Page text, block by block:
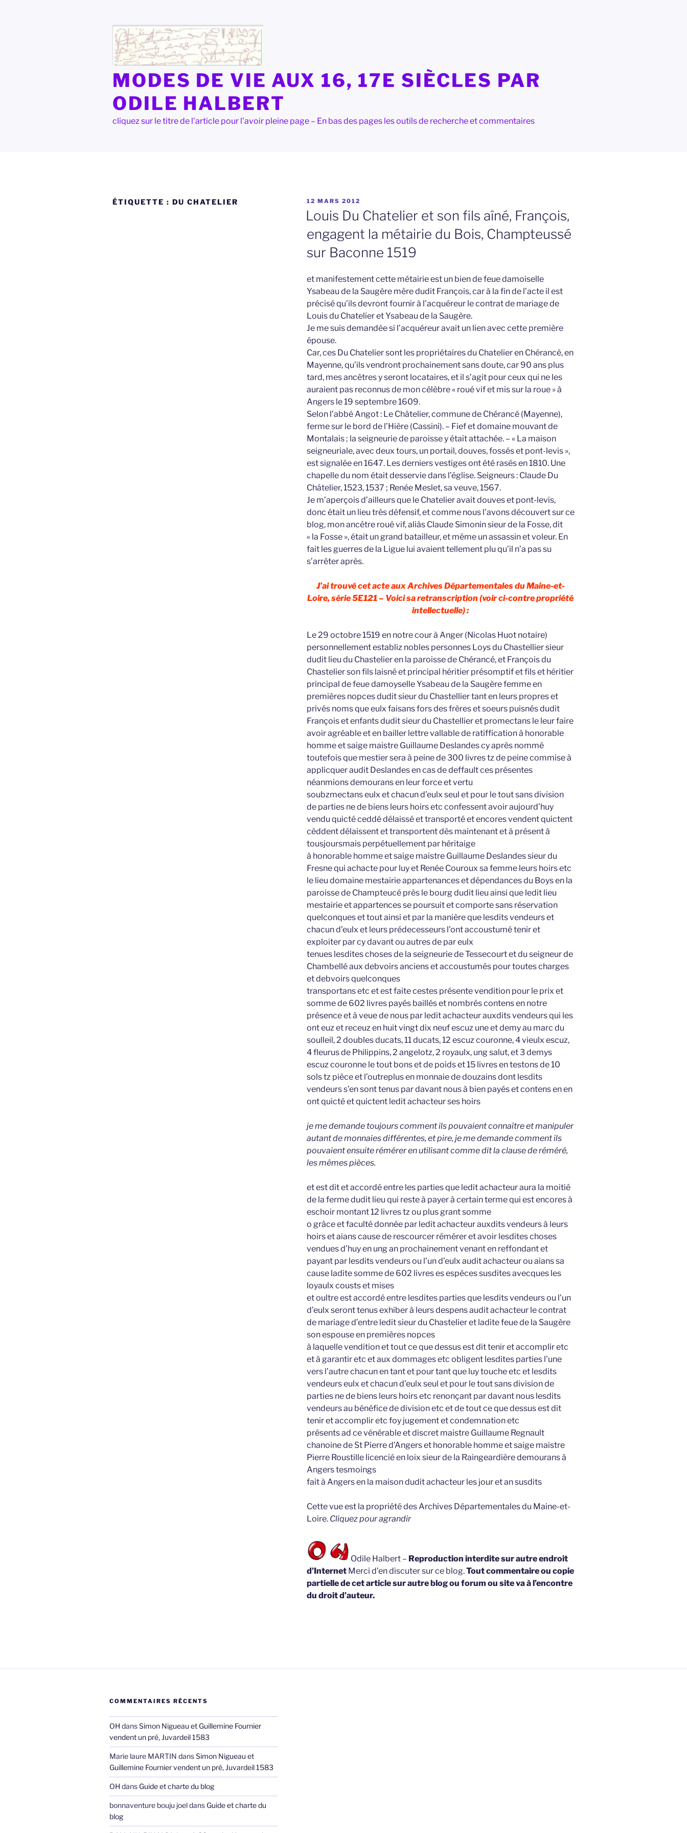
MODES DE VIE AUX 16, 17E SIÈCLES PAR
ODILE HALBERT
cliquez sur le titre de l'article pour l'avoir pleine page – En bas des pages les outils de recherche et commentaires
ÉTIQUETTE : DU CHATELIER
PUBLIÉ
LE
12 MARS 2012
Louis Du Chatelier et son fils aîné, François,
engagent la métairie du Bois, Champteussé
sur Baconne 1519
et manifestement cette métairie est un bien de feue damoiselle
Ysabeau de la Saugère mère dudit François, car à la fin de l’acte il est
précisé qu’ils devront fournir à l’acquéreur le contrat de mariage de
Louis du Chatelier et Ysabeau de la Saugère.
Je me suis demandée si l’acquéreur avait un lien avec cette première
épouse.
Car, ces Du Chatelier sont les propriétaires du Chatelier en Chérancé, en
Mayenne, qu’ils vendront prochainement sans doute, car 90 ans plus
tard, mes ancêtres y seront locataires, et il s’agit pour ceux qui ne les
auraient pas reconnus de mon célèbre « roué vif et mis sur la roue » à
Angers le 19 septembre 1609.
Selon l’abbé Angot : Le Châtelier, commune de Chérancé (Mayenne),
ferme sur le bord de l’Hière (Cassini). – Fief et domaine mouvant de
Montalais ; la seigneurie de paroisse y était attachée. – « La maison
seigneuriale, avec deux tours, un portail, douves, fossés et pont-levis »,
est signalée en 1647. Les derniers vestiges ont été rasés en 1810. Une
chapelle du nom était desservie dans l’église. Seigneurs : Claude Du
Châtelier, 1523, 1537 ; Renée Meslet, sa veuve, 1567.
Je m’aperçois d’ailleurs que le Chatelier avait douves et pont-levis,
donc était un lieu très défensif, et comme nous l’avons découvert sur ce
blog, mon ancêtre roué vif, aliàs Claude Simonin sieur de la Fosse, dit
« la Fosse », était un grand batailleur, et même un assassin et voleur. En
fait les guerres de la Ligue lui avaient tellement plu qu’il n’a pas su
s’arrêter après.
J’ai trouvé cet acte aux Archives Départementales du Maine-et-
Loire, série 5E121 – Voici sa retranscription (voir ci-contre propriété
intellectuelle) :
Le 29 octobre 1519 en notre cour à Anger (Nicolas Huot notaire)
personnellement establiz nobles personnes Loys du Chastellier sieur
dudit lieu du Chastelier en la paroisse de Chérancé, et François du
Chastelier son fils laisné et principal héritier présomptif et fils et héritier
principal de feue damoyselle Ysabeau de la Saugère femme en
premières nopces dudit sieur du Chastellier tant en leurs propres et
privés noms que eulx faisans fors des frères et soeurs puisnés dudit
François et enfants dudit sieur du Chastellier et promectans le leur faire
avoir agréable et en bailler lettre vallable de ratiffication à honorable
homme et saige maistre Guillaume Deslandes cy après nommé
toutefois que mestier sera à peine de 300 livres tz de peine commise à
applicquer audit Deslandes en cas de deffault ces présentes
néanmions demourans en leur force et vertu
soubzmectans eulx et chacun d’eulx seul et pour le tout sans division
de parties ne de biens leurs hoirs etc confessent avoir aujourd’huy
vendu quicté ceddé délaissé et transporté et encores vendent quictent
cèddent délaissent et transportent dès maintenant et à présent à
tousjoursmais perpétuellement par héritaige
à honorable homme et saige maistre Guillaume Deslandes sieur du
Fresne qui achacte pour luy et Renée Couroux sa femme leurs hoirs etc
le lieu domaine mestairie appartenances et dépendances du Boys en la
paroisse de Champteucé près le bourg dudit lieu ainsi que ledit lieu
mestairie et appartences se poursuit et comporte sans réservation
quelconques et tout ainsi et par la manière que lesdits vendeurs et
chacun d’eulx et leurs prédecesseurs l’ont accoustumé tenir et
exploiter par cy davant ou autres de par eulx
tenues lesdites choses de la seigneurie de Tessecourt et du seigneur de
Chambellé aux debvoirs anciens et accoustumés pour toutes charges
et debvoirs quelconques
transportans etc et est faite cestes présente vendition pour le prix et
somme de 602 livres payés baillés et nombrés contens en notre
présence et à veue de nous par ledit achacteur auxdits vendeurs qui les
ont euz et receuz en huit vingt dix neuf escuz une et demy au marc du
soulleil, 2 doubles ducats, 11 ducats, 12 escuz couronne, 4 vieulx escuz,
4 fleurus de Philippins, 2 angelotz, 2 royaulx, ung salut, et 3 demys
escuz couronne le tout bons et de poids et 15 livres en testons de 10
sols tz pièce et l’outreplus en monnaie de douzains dont lesdits
vendeurs s’en sont tenus par davant nous à bien payés et contens en en
ont quicté et quictent ledit achacteur ses hoirs
je me demande toujours comment ils pouvaient connaître et manipuler
autant de monnaies différentes, et pire, je me demande comment ils
pouvaient ensuite rémérer en utilisant comme dit la clause de réméré,
les mêmes pièces.
et est dit et accordé entre les parties que ledit achacteur aura la moitié
de la ferme dudit lieu qui reste à payer à certain terme qui est encores à
eschoir montant 12 livres tz ou plus grant somme
o grâce et faculté donnée par ledit achacteur auxdits vendeurs à leurs
hoirs et aians cause de rescourcer rémérer et avoir lesdites choses
vendues d’huy en ung an prochainement venant en reffondant et
payant par lesdits vendeurs ou l’un d’eulx audit achacteur ou aians sa
cause ladite somme de 602 livres es espèces susdites avecques les
loyaulx cousts et mises
et oultre est accordé entre lesdites parties que lesdits vendeurs ou l’un
d’eulx seront tenus exhiber à leurs despens audit achacteur le contrat
de mariage d’entre ledit sieur du Chastelier et ladite feue de la Saugère
son espouse en premières nopces
à laquelle vendition et tout ce que dessus est dit tenir et accomplir etc
et à garantir etc et aux dommages etc obligent lesdites parties l’une
vers l’autre chacun en tant et pour tant que luy touche etc et lesdits
vendeurs eulx et chacun d’eulx seul et pour le tout sans division de
parties ne de biens leurs hoirs etc renonçant par davant nous lesdits
vendeurs au bénéfice de division etc et de tout ce que dessus est dit
tenir et accomplir etc foy jugement et condemnation etc
présents ad ce vénérable et discret maistre Guillaume Regnault
chanoine de St Pierre d’Angers et honorable homme et saige maistre
Pierre Roustille licencié en loix sieur de la Raingeardière demourans à
Angers tesmoings
fait à Angers en la maison dudit achacteur les jour et an susdits
Cette vue est la propriété des Archives Départementales du Maine-et-
Loire. Cliquez pour agrandir
Odile Halbert – Reproduction interdite sur autre endroit
d’Internet Merci d’en discuter sur ce blog.Tout commentaire ou copie
partielle de cet article sur autre blog ou forum ou site va à l’encontre
du droit d’auteur.
COMMENTAIRES RÉCENTS
OH dansSimon Nigueau et Guillemine Fournier
vendent un pré, Juvardeil 1583
Marie laure MARTIN dansSimon Nigueau et
Guillemine Fournier vendent un pré, Juvardeil 1583
OH dans Guide et charte du blog
bonnaventure bouju joeldans Guide et charte du
blog